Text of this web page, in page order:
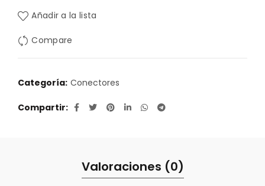
Añadir a la lista
Compare
Categoría: Conectores
Compartir
Valoraciones (0)